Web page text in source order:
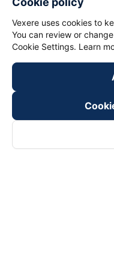
Follow us on
Vexere uses cookies to
You can review or
Cookie Settings. Learn